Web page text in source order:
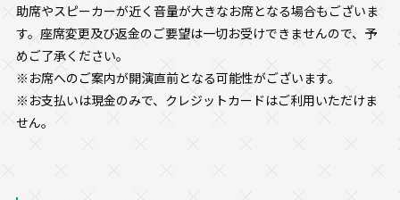
助席やスピーカーが近く音量が大きなお席となる場合もございま
す。座席変更及び返金のご要望は一切お受けできませんので、予
めご了承ください。
※お席へのご案内が開演直前となる可能性がございます。
※お支払いは現金のみで、クレジットカードはご利用いただけま
せん。